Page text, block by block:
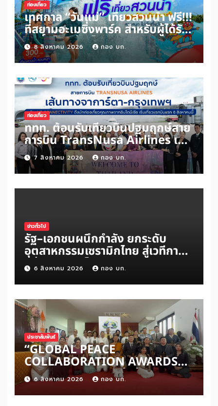
ท่องเที่ยว
เทศกาล “วันแม่” เที่ยวสวนน้ำ ฟรี!!!
ที่สยามอะเมซิ่งพาร์ค สำหรับผู้ได้รับ
สิทธิ์ “ไทยช่วยไทยพลัส” และผู้ถือ
“บัตรสวัสดิการแห่งรัฐ” เพิ่มเพียง
100 บาท สนุกได้ทั้งสวนน้ำและสวน
สนุกไม่อั้นตลอดวัน
8 สิงหาคม 2026 กอง บก.
ท่องเที่ยว
ททท. ต้อนรับเที่ยวบินปฐมฤกษ์สาย
การบิน TransNusa Airlines เส้น
ทางจาการ์ตา-กรุงเทพฯ เสริม Air
Connectivity ดึงนักท่องเที่ยว
คุณภาพจากอินโดนีเซีย เริ่มเที่ยว
แรกบินแรก 6 สิงหาคมนี้
7 สิงหาคม 2026 กอง บก.
ข่าวทั่วไป
รัฐ–เอกชนผนึกกำลัง ยกระดับ
อุตสาหกรรมเซรามิกไทย สู่เวทีการ
แข่งขันระดับโลก
6 สิงหาคม 2026 กอง บก.
ประชาสัมพันธ์
“GLOBAL PEACE
COLLABORATION AWARDS
2026” เปิดเวทีเชิดชูผู้สร้าง
สันติภาพโลก ดันแนวคิด ‘สันติภาพ
เริ่มต้นจากหัวใจมนุษย์’ สู่ความร่วม
6 สิงหาคม 2026 กอง บก.